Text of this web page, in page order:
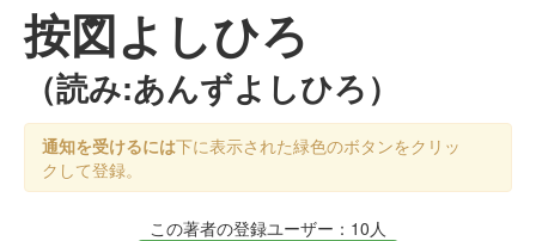
按図よしひろ
（読み:あんずよしひろ）
通知を受けるには下に表示された緑色のボタンをクリッ
クして登録。
この著者の登録ユーザー：10人